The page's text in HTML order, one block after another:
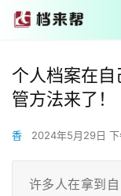
个人档案在
管方法来了！
香 2024年5月29日
许多人在拿到